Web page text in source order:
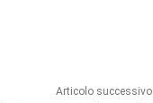
Articolo successivo